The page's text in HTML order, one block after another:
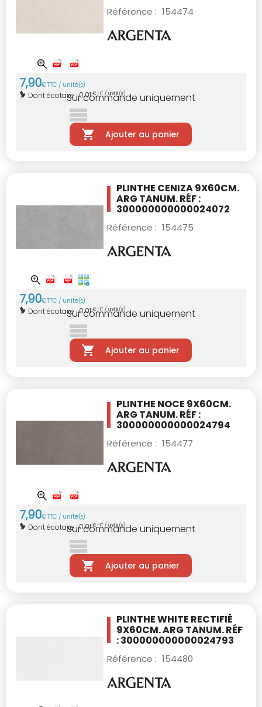
Référence : 154474
7,90€TTC / unité(s)
Dont écotaxe :0,01€ HT / unité(s)
Sur commande uniquement
Ajouter au panier
PLINTHE CENIZA 9X60CM.
ARG TANUM. RÉF :
300000000000024072
Référence : 154475
7,90€TTC / unité(s)
Dont écotaxe :0,01€ HT / unité(s)
Sur commande uniquement
Ajouter au panier
PLINTHE NOCE 9X60CM.
ARG TANUM. RÉF :
300000000000024794
Référence : 154477
7,90€TTC / unité(s)
Dont écotaxe :0,01€ HT / unité(s)
Sur commande uniquement
Ajouter au panier
PLINTHE WHITE RECTIFIÉ
9X60CM.ARG TANUM. RÉF
: 300000000000024793
Référence : 154480